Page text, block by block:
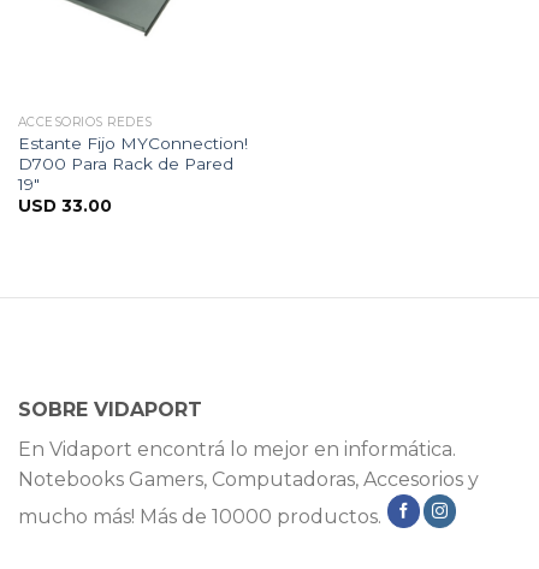
ACCESORIOS REDES
Estante Fijo MYConnection!
D700 Para Rack de Pared
19″
USD 33.00
SOBRE VIDAPORT
En Vidaport encontrá lo mejor en informática.
Notebooks Gamers, Computadoras, Accesorios y
mucho más! Más de 10000 productos.